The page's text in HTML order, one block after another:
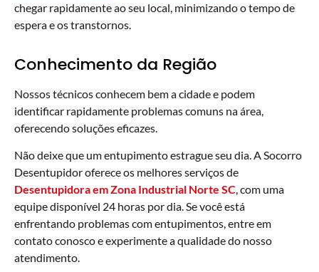
chegar rapidamente ao seu local, minimizando o tempo de
espera e os transtornos.
Conhecimento da Região
Nossos técnicos conhecem bem a cidade e podem
identificar rapidamente problemas comuns na área,
oferecendo soluções eficazes.
Não deixe que um entupimento estrague seu dia. A Socorro
Desentupidor oferece os melhores serviços de
Desentupidora em Zona Industrial Norte SC, com uma
equipe disponível 24 horas por dia. Se você está
enfrentando problemas com entupimentos, entre em
contato conosco e experimente a qualidade do nosso
atendimento.